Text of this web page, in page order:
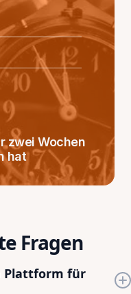
zwei Wochen
hat
Fragen
Plattform für